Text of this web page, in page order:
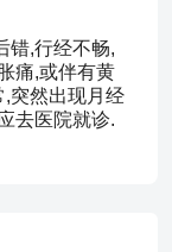
错,行经不畅,
痛,或伴有黄
突然出现月经
去医院就诊.